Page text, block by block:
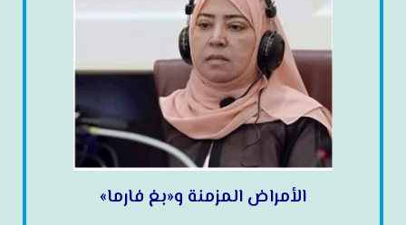
الأمراض المزمنة و«بغ فارما»